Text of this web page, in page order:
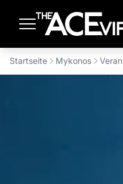
Startseite Mykonos